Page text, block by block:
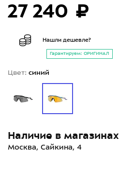
27 240 ₽
Нашли дешевле?
Гарантируем: ОРИГИНАЛ
Цвет: синий
Наличие в магазинах
Москва, Сайкина, 4